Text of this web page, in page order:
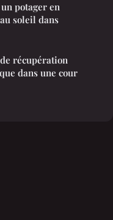
potager en
soleil dans
récupération
dans une cour